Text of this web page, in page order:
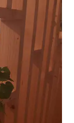
gosti”